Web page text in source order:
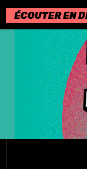
Passer
au
contenu